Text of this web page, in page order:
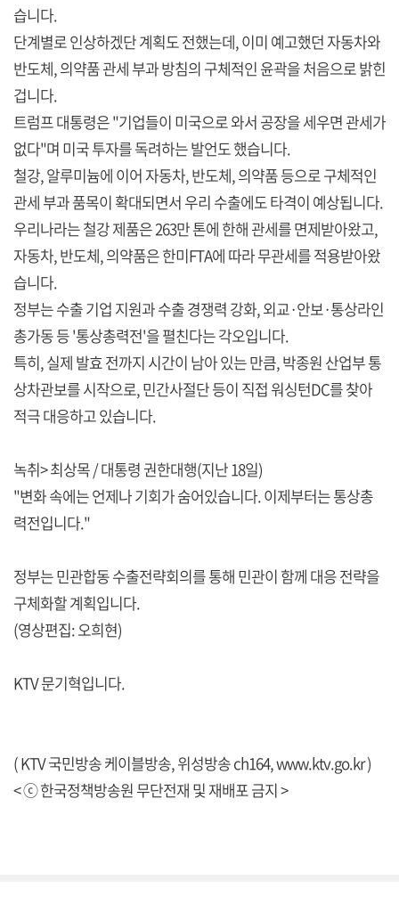
습니다.
단계별로 인상하겠단 계획도 전했는데, 이미 예고했던 자동차와
반도체, 의약품 관세 부과 방침의 구체적인 윤곽을 처음으로 밝힌
겁니다.
트럼프 대통령은 "기업들이 미국으로 와서 공장을 세우면 관세가
없다"며 미국 투자를 독려하는 발언도 했습니다.
철강, 알루미늄에 이어 자동차, 반도체, 의약품 등으로 구체적인
관세 부과 품목이 확대되면서 우리 수출에도 타격이 예상됩니다.
우리나라는 철강 제품은 263만 톤에 한해 관세를 면제받아왔고,
자동차, 반도체, 의약품은 한미FTA에 따라 무관세를 적용받아왔
습니다.
정부는 수출 기업 지원과 수출 경쟁력 강화, 외교·안보·통상라인
총가동 등 '통상총력전'을 펼친다는 각오입니다.
특히, 실제 발효 전까지 시간이 남아 있는 만큼, 박종원 산업부 통
상차관보를 시작으로, 민간사절단 등이 직접 워싱턴DC를 찾아
적극 대응하고 있습니다.
녹취> 최상목 / 대통령 권한대행(지난 18일)
"변화 속에는 언제나 기회가 숨어있습니다. 이제부터는 통상총
력전입니다."
정부는 민관합동 수출전략회의를 통해 민관이 함께 대응 전략을
구체화할 계획입니다.
(영상편집: 오희현)
KTV 문기혁입니다.
( KTV 국민방송 케이블방송, 위성방송 ch164,www.ktv.go.kr)
< ⓒ 한국정책방송원 무단전재 및 재배포 금지 >